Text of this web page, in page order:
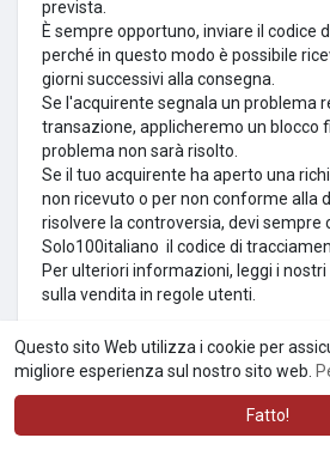
Questo sito Web utilizza i cookie per
migliore esperienza sul nostro sito web.
Fatto!
prevista.
È sempre opportuno, inviare il codice
perché in questo modo è possibile
giorni successivi alla consegna.
Se l'acquirente segnala un problema
transazione, applicheremo un blocco
problema non sarà risolto.
Se il tuo acquirente ha aperto una
non ricevuto o per non conforme alla
risolvere la controversia, devi sempre
Solo100italiano il codice di
Per ulteriori informazioni, leggi i
sulla vendita in regole utenti.
Ricevere il